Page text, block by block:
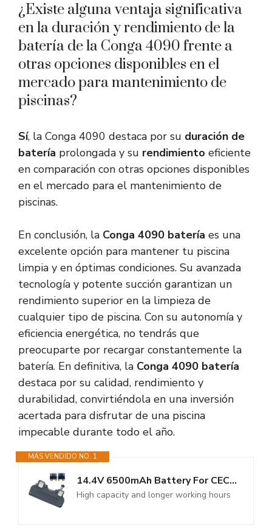
¿Existe alguna ventaja significativa
en la duración y rendimiento de la
batería de la Conga 4090 frente a
otras opciones disponibles en el
mercado para mantenimiento de
piscinas?
Sí, la Conga 4090 destaca por su duración de
batería prolongada y su rendimiento eficiente
en comparación con otras opciones disponibles
en el mercado para el mantenimiento de
piscinas.
En conclusión, la Conga 4090 batería es una
excelente opción para mantener tu piscina
limpia y en óptimas condiciones. Su avanzada
tecnología y potente succión garantizan un
rendimiento superior en la limpieza de
cualquier tipo de piscina. Con su autonomía y
eficiencia energética, no tendrás que
preocuparte por recargar constantemente la
batería. En definitiva, la Conga 4090 batería
destaca por su calidad, rendimiento y
durabilidad, convirtiéndola en una inversión
acertada para disfrutar de una piscina
impecable durante todo el año.
MÁS VENDIDO NO. 1
14.4V 6500mAh Battery For CECOTEC Conga 4090 4490 4590 4690 Robot Vacuum...
High capacity and longer working hours